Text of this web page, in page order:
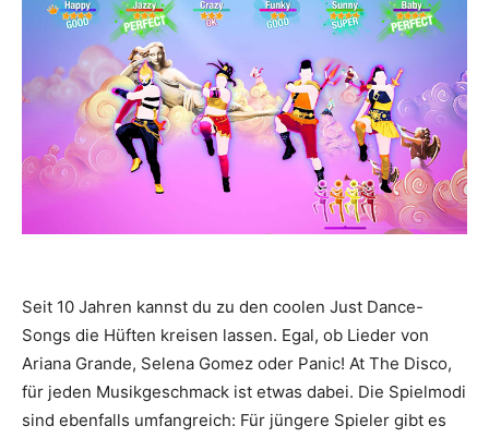
Seit 10 Jahren kannst du zu den coolen Just Dance-
Songs die Hüften kreisen lassen. Egal, ob Lieder von
Ariana Grande, Selena Gomez oder Panic! At The Disco,
für jeden Musikgeschmack ist etwas dabei. Die Spielmodi
sind ebenfalls umfangreich: Für jüngere Spieler gibt es